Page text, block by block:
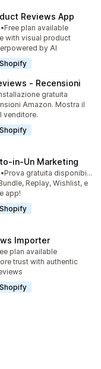
Reviews App
totali
•Free plan available
with visual product
by AI
‑ Recensioni
totali
gratuita
Amazon. Mostra il
venditore.
Marketing
totali
•
Prova gratuita disponibile
Replay, Wishlist, e
app!
Importer
totali
plan available
trust with authentic